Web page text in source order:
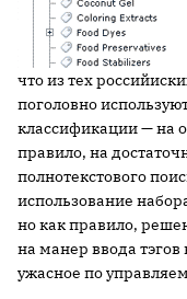
что из тех
поголовно
классификации — на
правило, на
полнотекстового
использование
но как правило,
на манер ввода
ужасное по